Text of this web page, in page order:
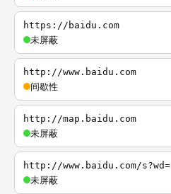
https://baidu.com
未屏蔽
http://www.baidu.com
间歇性
http://map.baidu.com
未屏蔽
http://www.baidu.com/s?wd=
未屏蔽